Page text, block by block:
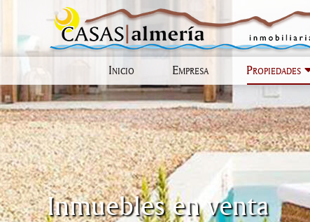
Inicio Empresa Propiedades
Inmuebles en venta